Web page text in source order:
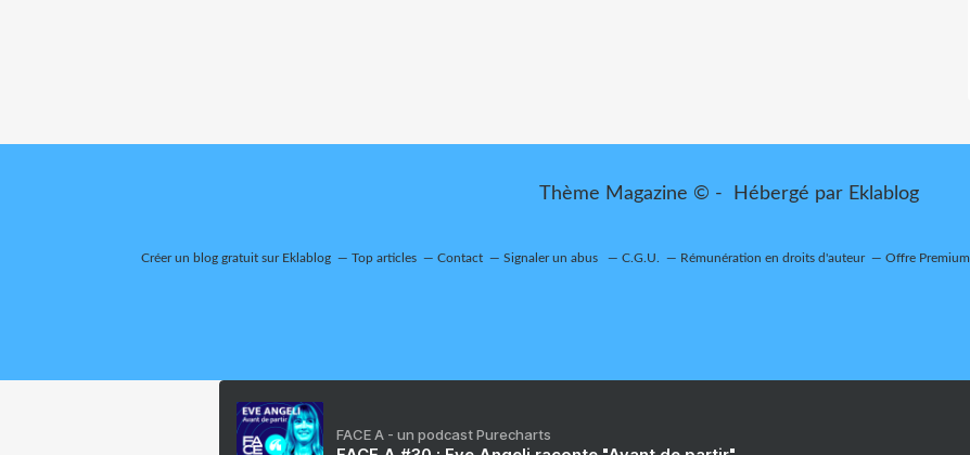
Thème Magazine © - Hébergé par Eklablog
Créer un blog gratuit sur Eklablog Top articles Contact Signaler un abus C.G.U. Rémunération en droits d'auteur Offre Premium
FACE A - un podcast Purecharts